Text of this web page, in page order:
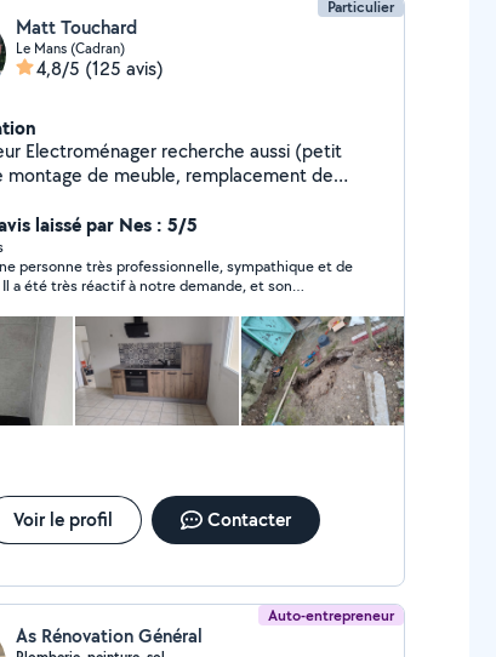
Particulier
Matt Touchard
Le Mans (Cadran)
4,8/5 (125 avis)
Electroménager recherche aussi (petit
montage de meuble, remplacement de
laissé par Nes : 5/5
personne très professionnelle, sympathique et de
a été très réactif à notre demande, et son
dans de nombreux domaines, y compris la
Il a remplacé notre chauffe-eau, alors que
n’était pas des plus simples. Il a également su
avec efficacité. Nous n’hésiterons pas
appel à lui pour de futurs travaux. C’est un
honnête, compétent et agréable. Nous le
Voir le profil Contacter
Auto-entrepreneur
As Rénovation Général